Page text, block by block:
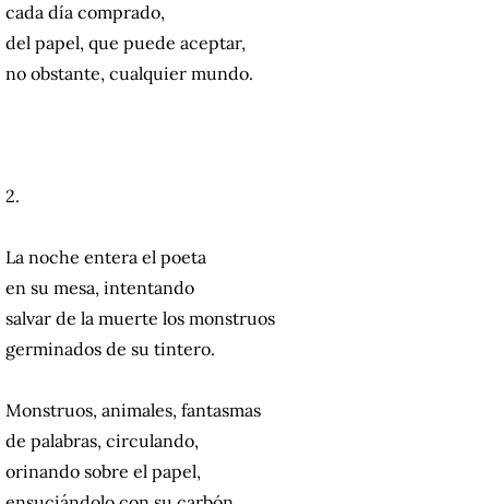
cada día comprado,
del papel, que puede aceptar,
no obstante, cualquier mundo.
2.
La noche entera el poeta
en su mesa, intentando
salvar de la muerte los monstruos
germinados de su tintero.
Monstruos, animales, fantasmas
de palabras, circulando,
orinando sobre el papel,